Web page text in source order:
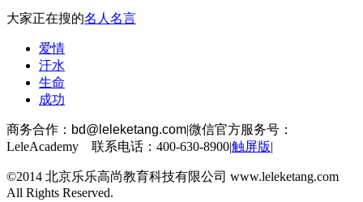
大家正在搜的名人名言
爱情
汗水
生命
成功
商务合作： bd@leleketang.com|微信官方服务号：
LeleAcademy 联系电话：400-630-8900|触屏版|
©2014 北京乐乐高尚教育科技有限公司 www.leleketang.com
All Rights Reserved.